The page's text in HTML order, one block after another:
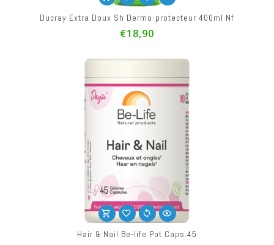
Ducray Extra Doux Sh Dermo-protecteur 400ml Nf
€18,90
Hair & Nail Be-life Pot Caps 45